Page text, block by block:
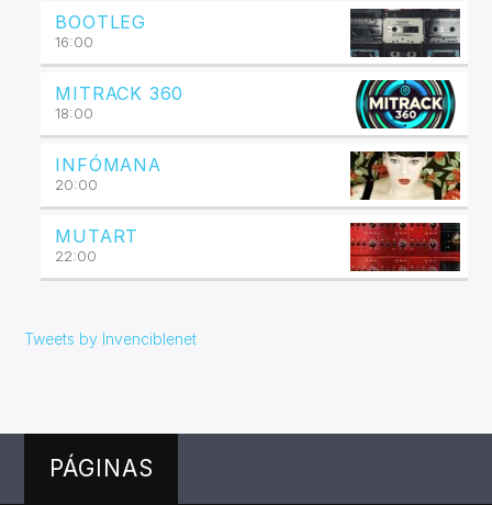
BOOTLEG
16:00
MITRACK 360
18:00
INFÓMANA
20:00
MUTART
22:00
Tweets by Invenciblenet
PÁGINAS